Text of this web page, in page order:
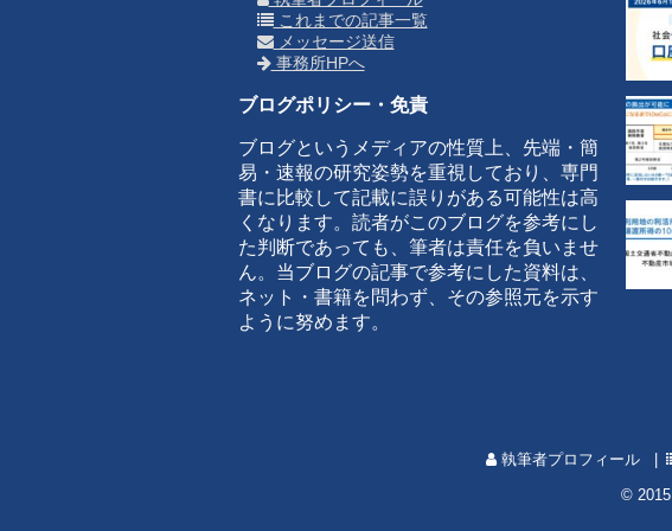
これまでの記事一覧
メッセージ送信
事務所HPへ
ブログポリシー・免責
ブログというメディアの性質上、先端・簡
易・速報の研究姿勢を重視しており、専門
書に比較して記載に誤りがある可能性は高
くなります。読者がこのブログを参考にし
た判断であっても、筆者は責任を負いませ
ん。当ブログの記事で参考にした資料は、
ネット・書籍を問わず、その参照元を示す
ように努めます。
執筆者プロフィール
© 2015